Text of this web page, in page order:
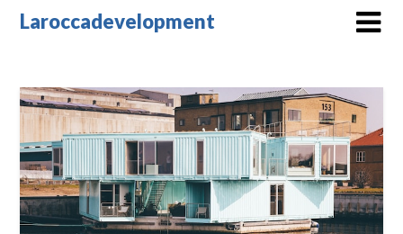
SkipLaroccadevelopment